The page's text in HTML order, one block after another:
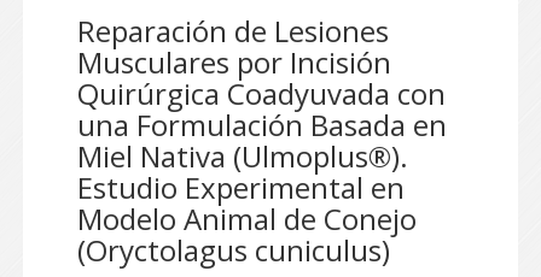
Reparación de Lesiones
Musculares por Incisión
Quirúrgica Coadyuvada con
una Formulación Basada en
Miel Nativa (Ulmoplus®).
Estudio Experimental en
Modelo Animal de Conejo
(Oryctolagus cuniculus)